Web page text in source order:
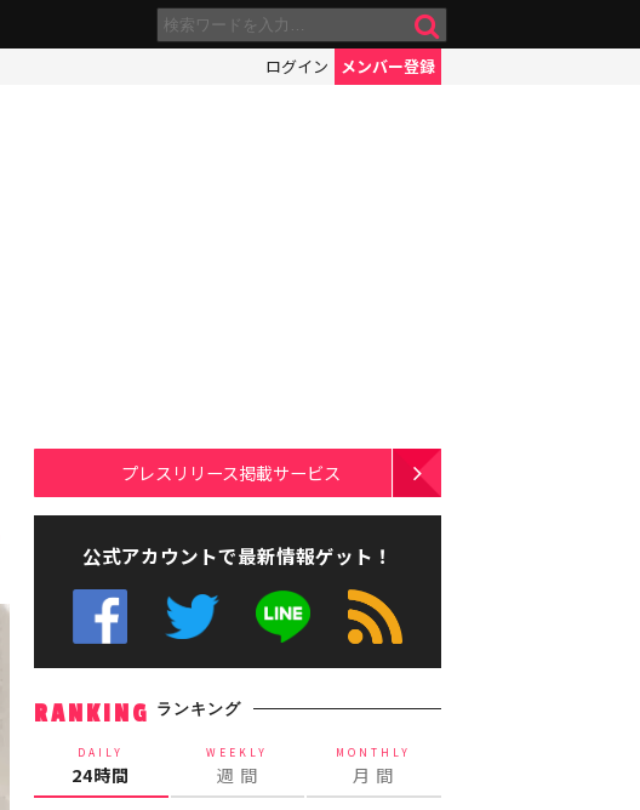
ログイン メンバー登録
プレスリリース掲載サービス
公式アカウントで最新情報ゲット！
RANKING ランキング
DAILY
24時間
WEEKLY
週 間
MONTHLY
月 間